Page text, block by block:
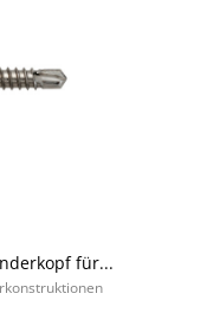
für...